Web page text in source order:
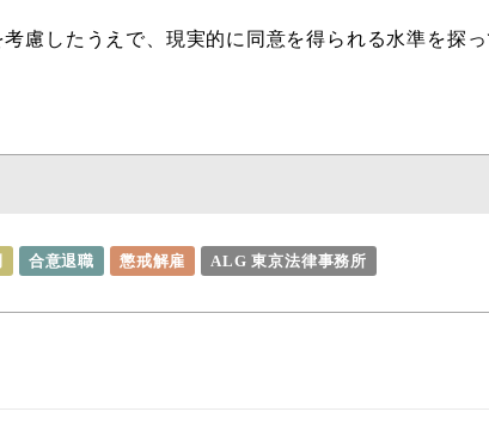
考慮したうえで、現実的に同意を得られる水準を探っ
合意退職 懲戒解雇 ALG 東京法律事務所